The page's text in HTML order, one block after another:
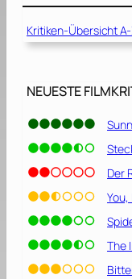
Kritiken-Übersicht
NEUESTE
Der
The